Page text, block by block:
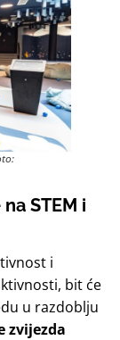
STEM i
i
bit će
u razdoblju
zvijezda